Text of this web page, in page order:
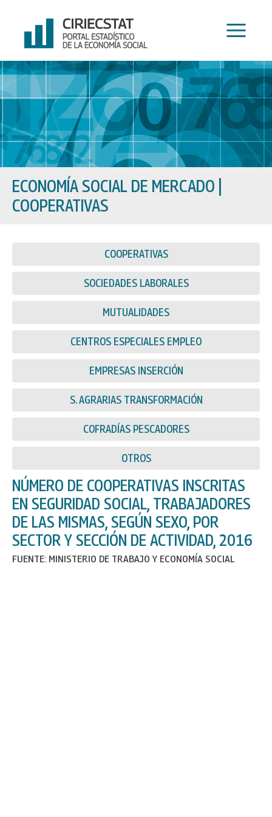
contenido
ECONOMÍA SOCIAL DE MERCADO
COOPERATIVAS
COOPERATIVAS
SOCIEDADES LABORALES
MUTUALIDADES
CENTROS ESPECIALES EMPLEO
EMPRESAS INSERCIÓN
S. AGRARIAS TRANSFORMACIÓN
COFRADÍAS PESCADORES
OTROS
NÚMERO DE COOPERATIVAS INSCRITAS
EN SEGURIDAD SOCIAL, TRABAJADORES
DE LAS MISMAS, SEGÚN SEXO, POR
SECTOR Y SECCIÓN DE ACTIVIDAD, 2016
FUENTE: MINISTERIO DE TRABAJO Y ECONOMÍA SOCIAL